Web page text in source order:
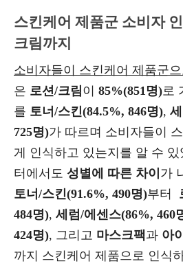
스킨케어 제품군 소비자
크림까지
소비자들이 스킨케어 제품군
은 로션/크림이 85%(851명)로
를 토너/스킨(84.5%, 846명),
725명)가 따르며 소비자들이
게 인식하고 있는지를 알 수
터에서도 성별에 따른 차이 가
토너/스킨(91.6%, 490명)부터
484명), 세럼/에센스(86%, 460
424명), 그리고 마스크팩과 아
까지 스킨케어 제품으로 인식